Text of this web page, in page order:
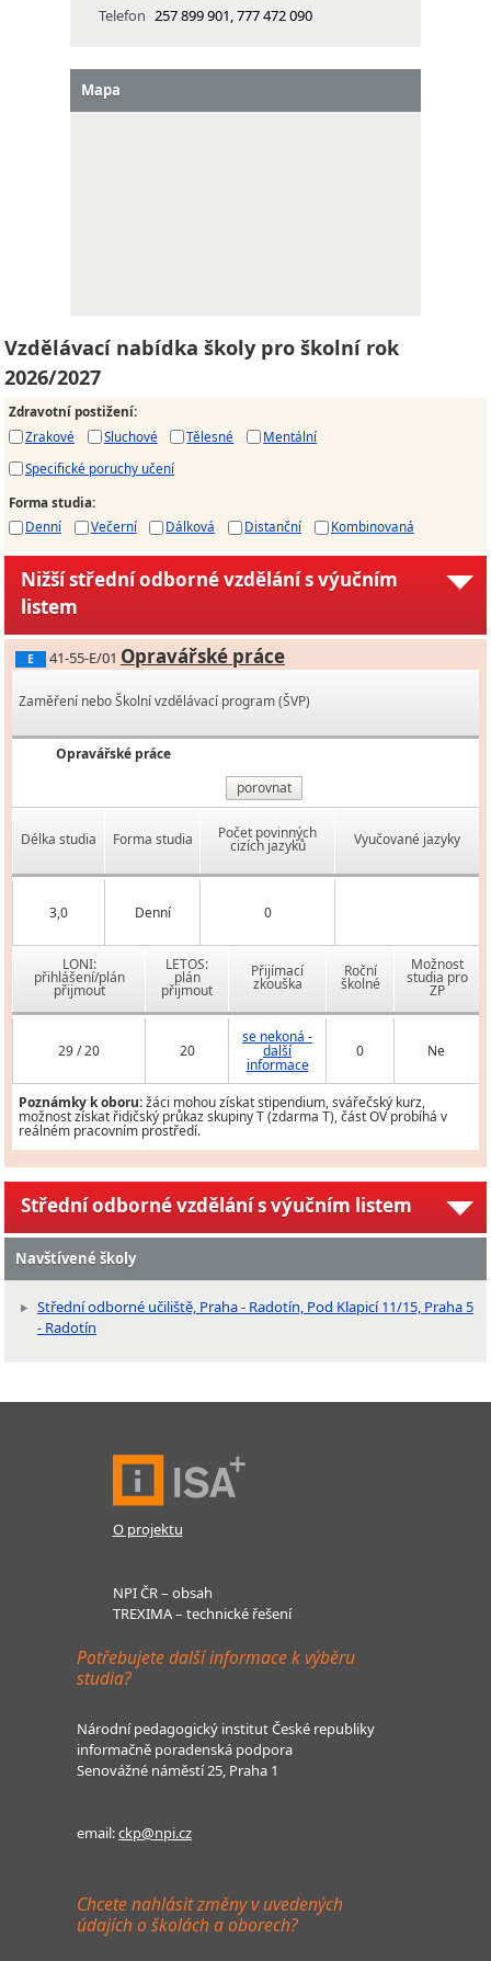
Telefon 257 899 901, 777 472 090
Mapa
Vzdělávací nabídka školy pro školní rok
2026/2027
Zdravotní postižení:
Zrakové
Sluchové Tělesné
Mentální
Specifické poruchy učení
Forma studia:
Denní
Večerní Dálková Distanční Kombinovaná
Nižší střední odborné vzdělání s výučním
listem
E 41-55-E/01 Opravářské práce
Zaměření nebo Školní vzdělávací program (ŠVP)
Opravářské práce
porovnat
Délka studia Forma studia Počet povinných
cizích jazyků Vyučované jazyky
3,0 Denní 0
LONI:
přihlášení/plán
přijmout
LETOS:
plán
přijmout
Přijímací
zkouška
Roční
školné
Možnost
studia pro
ZP
29 / 20 20
se nekoná -
další
informace
0 Ne
Poznámky k oboru:žáci mohou získat stipendium, svářečský kurz,
možnost získat řidičský průkaz skupiny T (zdarma T), část OV probíhá v
reálném pracovním prostředí.
Střední odborné vzdělání s výučním listem
Navštívené školy
Střední odborné učiliště, Praha - Radotín, Pod Klapicí 11/15, Praha 5
- Radotín
O projektu
NPI ČR – obsah
TREXIMA – technické řešení
Potřebujete další informace k výběru
studia?
Národní pedagogický institut České republiky
informačně poradenská podpora
Senovážné náměstí 25, Praha 1
email:ckp@npi.cz
Chcete nahlásit změny v uvedených
údajích o školách a oborech?